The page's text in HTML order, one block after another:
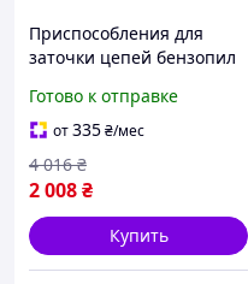
Приспособления для
заточки цепей бензопил
Устройство для заточки
цепной Готово к отправке
Готово к отправке
от335₴/мес
2 008₴
4 016 ₴
Купить